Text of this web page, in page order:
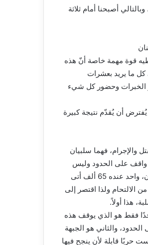
أصبحنا أمام ثلاثة
قوة مهمة خاصة أنّ هذه
كل ما يريد بعشرات
الخبرات وحضور كل شيء
أن يُقدّم نتيجة كبيرة
والإجرام، فهما سلبيان
واقف على الحدود وليس
لديه القدرة أن يقترب، كان عندهم فكرة أوّلية يريدون المناورة لمعرفة مدى التقدّم، كاذبون، واحد عنده 65 ألف أتى
الالتحام ولذا اقتصر إلى
هذا أولاً.
فقط هو الذي يوقف هذه
والثاني هو الجبهة
حربًا قابلة لأن ينجح فيها